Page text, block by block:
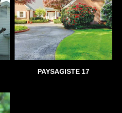
PAYSAGISTE 17